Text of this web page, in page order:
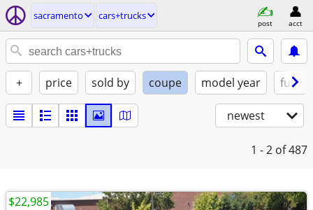
sacramento cars+trucks
post acct
+ price sold by coupe model year fuel
newest
1 - 2 of 487
$22,985